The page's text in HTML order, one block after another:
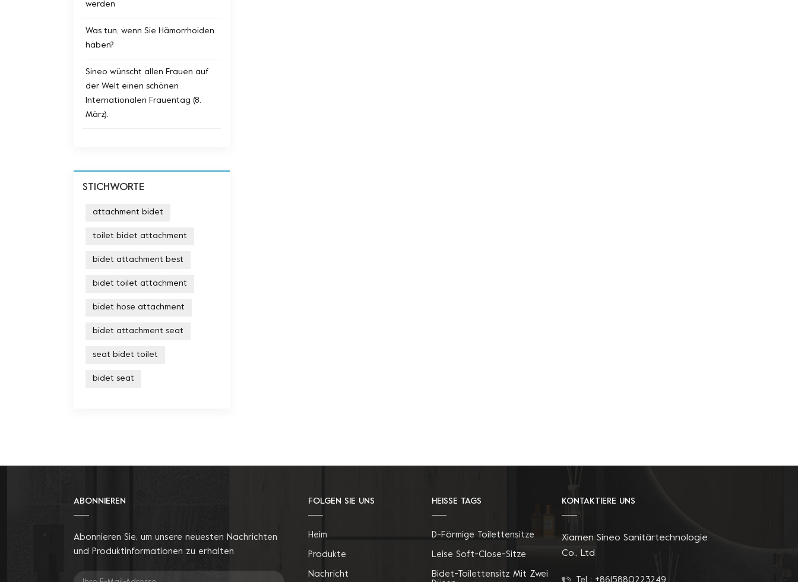
werden
Was tun, wenn Sie Hämorrhoiden
haben?
Sineo wünscht allen Frauen auf
der Welt einen schönen
Internationalen Frauentag (8.
März).
STICHWORTE
attachment bidet
toilet bidet attachment
bidet attachment best
bidet toilet attachment
bidet hose attachment
bidet attachment seat
seat bidet toilet
bidet seat
ABONNIEREN
Abonnieren Sie, um unsere neuesten Nachrichten
und Produktinformationen zu erhalten
FOLGEN SIE UNS
Heim
Produkte
Nachricht
HEISSE TAGS
D-Förmige Toilettensitze
Leise Soft-Close-Sitze
Bidet-Toilettensitz Mit Zwei
KONTAKTIERE UNS
Xiamen Sineo Sanitärtechnologie
Co., Ltd
Tel : +8615880223249